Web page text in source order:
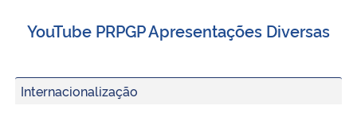
YouTube PRPGP Apresentações Diversas
Internacionalização